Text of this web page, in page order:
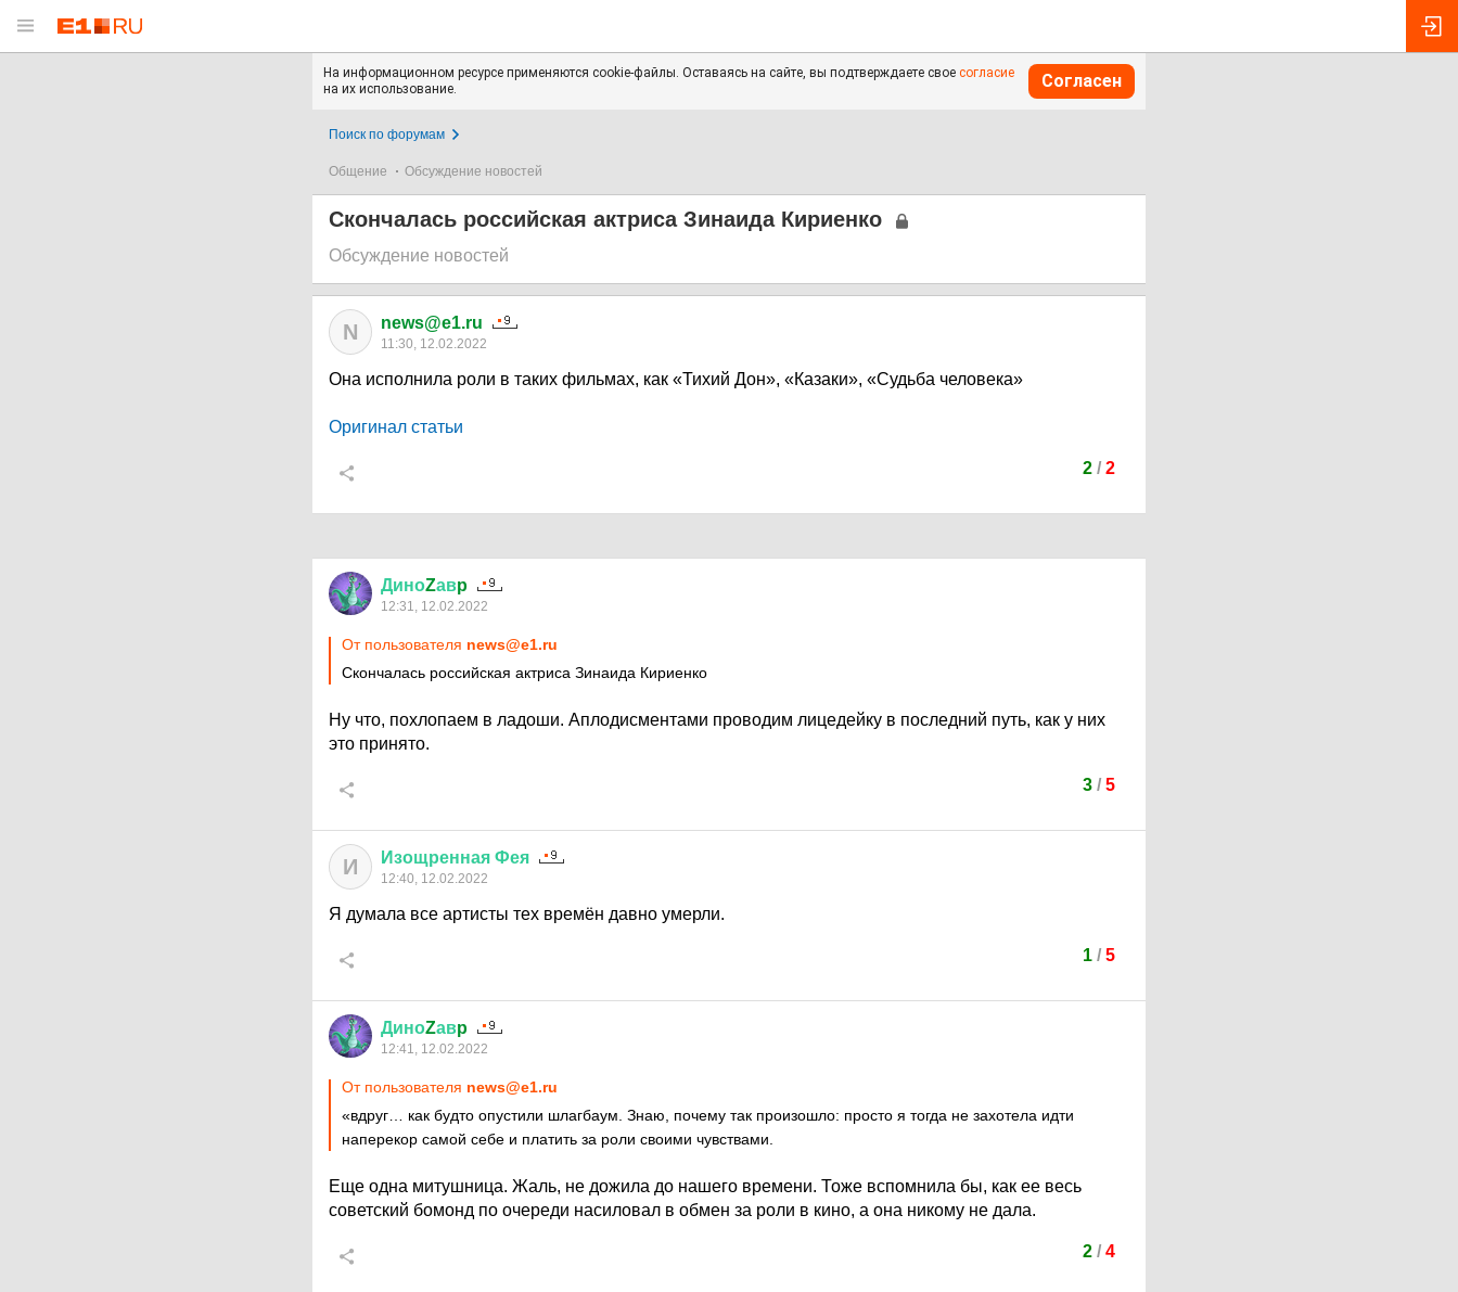
На информационном ресурсе применяются cookie-файлы. Оставаясь на сайте, вы подтверждаете свое согласие
на их использование.
Согласен
Поиск по форумам
Общение Обсуждение новостей
Скончалась российская актриса Зинаида Кириенко
Обсуждение новостей
N news@e1.ru
11:30, 12.02.2022
Она исполнила роли в таких фильмах, как «Тихий Дон», «Казаки», «Судьба человека»
Оригинал статьи
2/ 2
ДиноZавp
12:31, 12.02.2022
От пользователя news@e1.ru
Скончалась российская актриса Зинаида Кириенко
Ну что, похлопаем в ладоши. Аплодисментами проводим лицедейку в последний путь, как у них
это принято.
3/ 5
И Изощренная Фея
12:40, 12.02.2022
Я думала все артисты тех времён давно умерли.
1/ 5
ДиноZавp
12:41, 12.02.2022
От пользователя news@e1.ru
«вдруг… как будто опустили шлагбаум. Знаю, почему так произошло: просто я тогда не захотела идти
наперекор самой себе и платить за роли своими чувствами.
Еще одна митушница. Жаль, не дожила до нашего времени. Тоже вспомнила бы, как ее весь
советский бомонд по очереди насиловал в обмен за роли в кино, а она никому не дала.
2/ 4